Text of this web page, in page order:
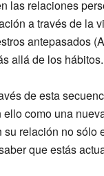
las relaciones
a través de la
antepasados
allá de los hábitos.
de esta
como una
relación no sólo
que estás